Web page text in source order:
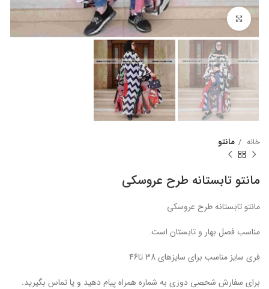
برای بزرگنمایی کلیک کنید
خانه مانتو
مانتو تابستانه طرح عروسکی
مانتو تابستانه طرح عروسکی
مناسب فصل بهار و تابستان است.
فری سایز مناسب برای سایزهای 38 تا46
برای سفارش شحصی دوزی به شماره همراه پیام دهید و یا تماس بگیرید.